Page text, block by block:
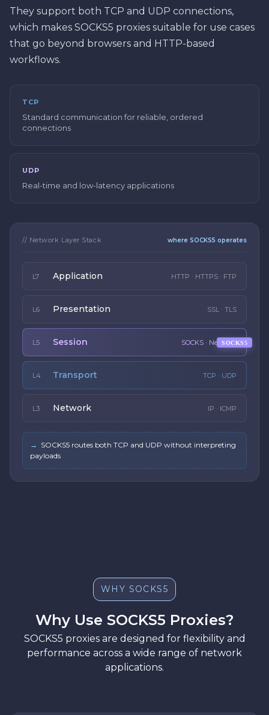
They support both TCP and UDP connections,
which makes SOCKS5 proxies suitable for use cases
that go beyond browsers and HTTP-based
workflows.
TCP
Standard communication for reliable, ordered
connections
UDP
Real-time and low-latency applications
// Network Layer Stack where SOCKS5 operates
L7 Application HTTP · HTTPS · FTP
L6 Presentation SSL · TLS
L5 Session SOCKS · NetBIOS
SOCKS5
L4 Transport TCP · UDP
L3 Network IP · ICMP
→ SOCKS5 routes both TCP and UDP without interpreting
payloads
WHY SOCKS5
Why Use SOCKS5 Proxies?
SOCKS5 proxies are designed for flexibility and
performance across a wide range of network
applications.